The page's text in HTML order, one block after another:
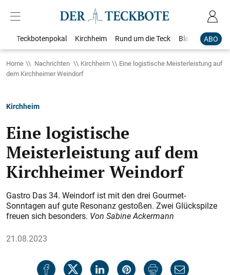
ABO
Teckbotenpokal Kirchheim Rund um die Teck Blaulicht
Home Nachrichten Kirchheim
Eine logistische Meisterleistung auf
dem Kirchheimer Weindorf
Kirchheim
Eine logistische
Meisterleistung auf dem
Kirchheimer Weindorf
Gastro Das 34. Weindorf ist mit den drei Gourmet-
Sonntagen auf gute Resonanz gestoßen. Zwei Glückspilze
freuen sich besonders. Von Sabine Ackermann
21.08.2023